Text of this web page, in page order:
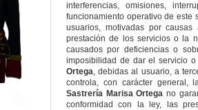
interferencias, omisiones,
funcionamiento operativo de este
usuarios, motivadas por
prestación de los servicios o la
causados por deficiencias o
imposibilidad de dar el servicio
Ortega, debidas al usuario, a
controla, con carácter general,
Sastrería Marisa Ortega no
conformidad con la ley, las